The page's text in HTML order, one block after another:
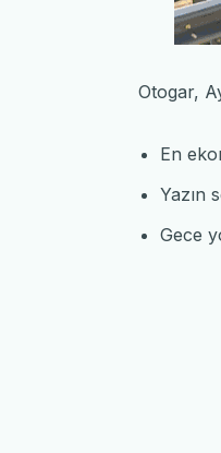
Otogar,
En
Yazın
Gece